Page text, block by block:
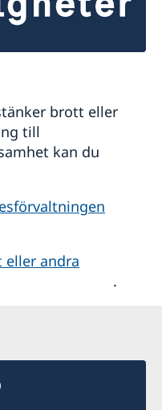
brott eller
till
kan du
andra
.